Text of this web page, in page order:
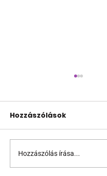
Jonathan Bailey új
szerepben tér
Hozzászólások
Hozzászólás írása...